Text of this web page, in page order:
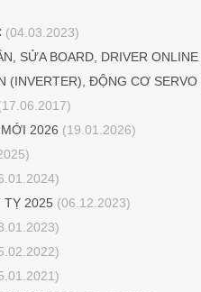
(04.03.2023)
SỬA BOARD, DRIVER ONLINE
(INVERTER), ĐỘNG CƠ SERVO
2026 (19.01.2026)
TỴ 2025 (06.12.2023)